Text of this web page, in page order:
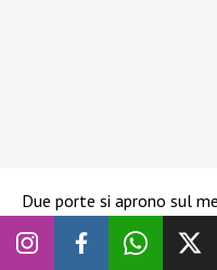
Due porte si aprono sul
pubblicato due
contributivo per chi